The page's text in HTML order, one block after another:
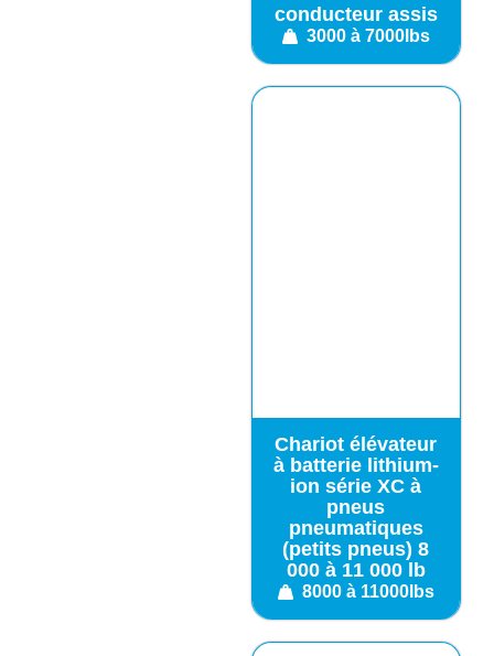
conducteur assis
3000 à 7000lbs
Chariot élévateur
à batterie lithium-
ion série XC à
pneus
pneumatiques
(petits pneus) 8
000 à 11 000 lb
8000 à 11000lbs